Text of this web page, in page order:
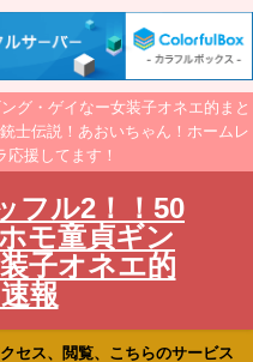
グ・ゲイなー女装子オネエ的まと
士伝説！あおいちゃん！ホームレ
応援してます！
フル2！！50
モ童貞ギン
子オネエ的
報
セス、閲覧、こちらのサービス